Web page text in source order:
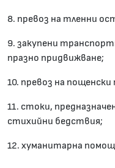
8. превоз на тленни
9. закупени
празно придвижване;
10. превоз на
11. стоки,
стихийни бедствия;
12. хуманитарна